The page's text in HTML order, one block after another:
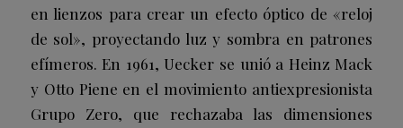
en lienzos para crear un efecto óptico de «reloj
de sol», proyectando luz y sombra en patrones
efímeros. En 1961, Uecker se unió a Heinz Mack
y Otto Piene en el movimiento antiexpresionista
Grupo Zero, que rechazaba las dimensiones